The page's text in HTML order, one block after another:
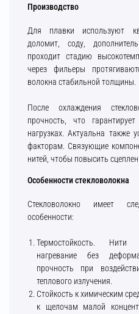
Производство
Для плавки используют
доломит, соду,
проходит стадию
через фильеры
волокна стабильной толщины.
После охлаждения
прочность, что
нагрузках. Актуальна также
факторам. Связующие
нитей, чтобы повысить
Особенности стекловолокна
Стекловолокно имеет
особенности:
Термостойкость. Нити
нагревание без
прочность при
теплового излучения.
Стойкость к химическим
к щелочам малой